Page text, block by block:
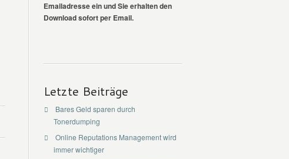
Emailadresse ein und Sie erhalten den
Download sofort per Email.
Letzte Beiträge
Bares Geld sparen durch
Tonerdumping
Online Reputations Management wird
immer wichtiger